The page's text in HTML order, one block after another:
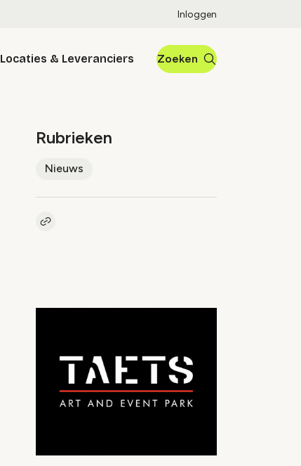
Inloggen
Locaties & Leveranciers Zoeken
Rubrieken
Nieuws
Kopieer link naar artikel